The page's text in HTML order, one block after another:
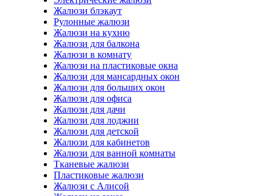
Жалюзи блэкаут
Рулонные жалюзи
Жалюзи на кухню
Жалюзи для балкона
Жалюзи в комнату
Жалюзи на пластиковые окна
Жалюзи для мансардных окон
Жалюзи для больших окон
Жалюзи для офиса
Жалюзи для дачи
Жалюзи для лоджии
Жалюзи для детской
Жалюзи для кабинетов
Жалюзи для ванной комнаты
Тканевые жалюзи
Пластиковые жалюзи
Жалюзи с Алисой